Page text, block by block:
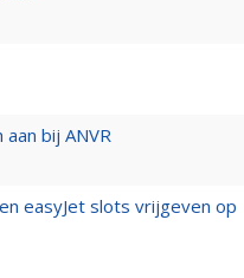
bij ANVR
easyJet slots vrijgeven op